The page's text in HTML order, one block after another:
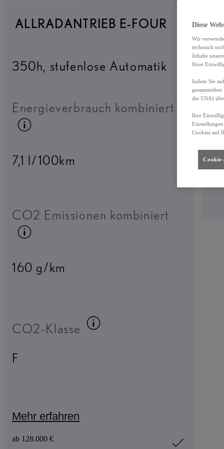
ALLRADANTRIEB E-FOUR
350h, stufenlose Automatik
Energieverbrauch kombiniert
7,1 l/100km
CO2 Emissionen kombiniert
160 g/km
CO2-Klasse
F
Mehr erfahren
ab 128.000 €
360°
Diese
Wir
technisch
Inhalte
Ihrer
Indem Sie
der USA)
Ihre
Cookies auf